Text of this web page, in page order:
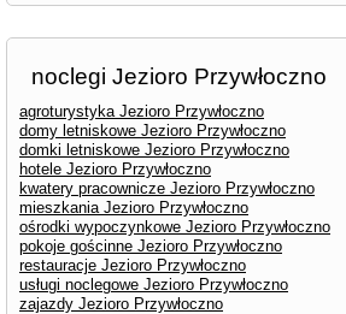
noclegi Jezioro Przywłoczno
agroturystyka Jezioro Przywłoczno
domy letniskowe Jezioro Przywłoczno
domki letniskowe Jezioro Przywłoczno
hotele Jezioro Przywłoczno
kwatery pracownicze Jezioro Przywłoczno
mieszkania Jezioro Przywłoczno
ośrodki wypoczynkowe Jezioro Przywłoczno
pokoje gościnne Jezioro Przywłoczno
restauracje Jezioro Przywłoczno
usługi noclegowe Jezioro Przywłoczno
zajazdy Jezioro Przywłoczno